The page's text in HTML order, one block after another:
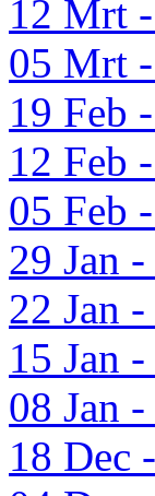
12 Mrt
05 Mrt
19 Feb
12 Feb
05 Feb
29 Jan
22 Jan
15 Jan
08 Jan
18 Dec